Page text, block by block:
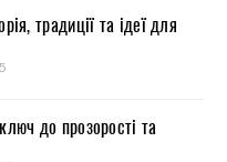
традиції та ідеї для
до прозорості та